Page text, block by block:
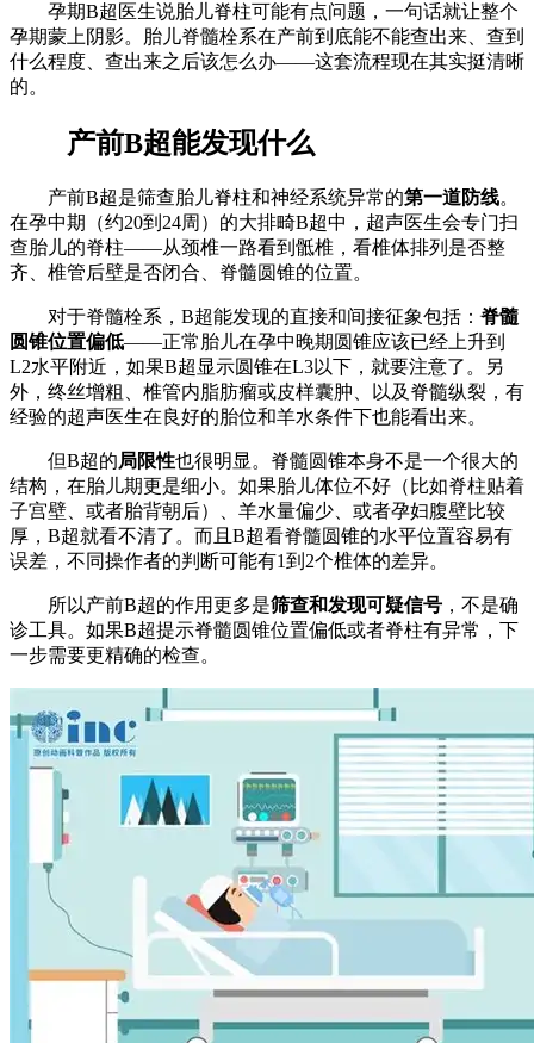
孕期B超医生说胎儿脊柱可能有点问题，一句话就让整个
孕期蒙上阴影。胎儿脊髓栓系在产前到底能不能查出来、查到
什么程度、查出来之后该怎么办——这套流程现在其实挺清晰
的。
产前B超能发现什么
产前B超是筛查胎儿脊柱和神经系统异常的第一道防线。
在孕中期（约20到24周）的大排畸B超中，超声医生会专门扫
查胎儿的脊柱——从颈椎一路看到骶椎，看椎体排列是否整
齐、椎管后壁是否闭合、脊髓圆锥的位置。
对于脊髓栓系，B超能发现的直接和间接征象包括：脊髓
圆锥位置偏低——正常胎儿在孕中晚期圆锥应该已经上升到
L2水平附近，如果B超显示圆锥在L3以下，就要注意了。另
外，终丝增粗、椎管内脂肪瘤或皮样囊肿、以及脊髓纵裂，有
经验的超声医生在良好的胎位和羊水条件下也能看出来。
但B超的局限性也很明显。脊髓圆锥本身不是一个很大的
结构，在胎儿期更是细小。如果胎儿体位不好（比如脊柱贴着
子宫壁、或者胎背朝后）、羊水量偏少、或者孕妇腹壁比较
厚，B超就看不清了。而且B超看脊髓圆锥的水平位置容易有
误差，不同操作者的判断可能有1到2个椎体的差异。
所以产前B超的作用更多是筛查和发现可疑信号 ，不是确
诊工具。如果B超提示脊髓圆锥位置偏低或者脊柱有异常，下
一步需要更精确的检查。